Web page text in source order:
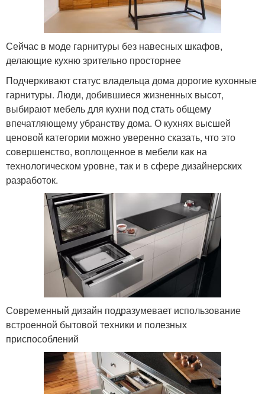
Сейчас в моде гарнитуры без навесных шкафов,
делающие кухню зрительно просторнее
Подчеркивают статус владельца дома дорогие кухонные
гарнитуры. Люди, добившиеся жизненных высот,
выбирают мебель для кухни под стать общему
впечатляющему убранству дома. О кухнях высшей
ценовой категории можно уверенно сказать, что это
совершенство, воплощенное в мебели как на
технологическом уровне, так и в сфере дизайнерских
разработок.
Современный дизайн подразумевает использование
встроенной бытовой техники и полезных
приспособлений